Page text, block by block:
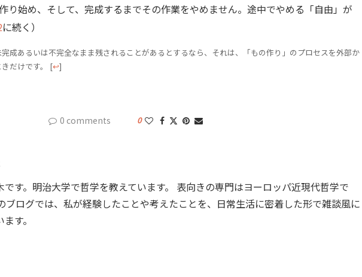
り始め、そして、完成するまでその作業をやめません。途中でやめる「自由」が
に続く）
成あるいは不完全なまま残されることがあるとするなら、それは、「もの作り」のプロセスを外部か
だけです。
[↩]
0 comments 0
です。明治大学で哲学を教えています。 表向きの専門はヨーロッパ近現代哲学で
ブログでは、私が経験したことや考えたことを、日常生活に密着した形で雑談風に
す。